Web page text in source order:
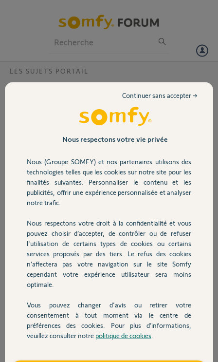
Volet
Sécurité
Domotique
Chauffage
Autres produits
Devis avec un pro
Contact
LES SUJETS PORTAIL
Où trouver une 2e Keygo GX 134 ?
J'ai un portail installé par un spécialiste qui ne travaille plus. La
télécommande est une Keygo GX 134. Afin d'éviter tout problème de
compatibilité, je voudrais acheter une autre télécommande de la
même référence. Or je ne trouve pas dans les produits Somfy. S'il n'y
a pas, quelle est la télécommande compatible ? Merci
Christian L.
il y a environ 7 ans
Participer au fil de discussion
Réponses
Bonjour,
Votre moteur est-il RTS ? Si oui, celle-ci correspond;
https://boutique.somfy.fr/telecommande-keygo-rts-portail-...
spécialisés.
Anonyme il y a environ 7 ans
Nous respectons votre vie privée
Nous (Groupe SOMFY) et nos partenaires utilisons des
technologies telles que les cookies sur notre site pour les
finalités suivantes: Personnaliser le contenu et les
publicités, offrir une expérience personnalisée et analyser
notre trafic.
Nous respectons votre droit à la confidentialité et vous
pouvez choisir d’accepter, de contrôler ou de refuser
l'utilisation de certains types de cookies ou certains
services proposés par des tiers. Le refus des cookies
n’affectera pas votre navigation sur le site Somfy
cependant votre expérience utilisateur sera moins
optimale.
Vous pouvez changer d'avis ou retirer votre
consentement à tout moment via le centre de
préférences des cookies. Pour plus d’informations,
veuillez consulter notre politique de cookies
Continuer sans accepter →